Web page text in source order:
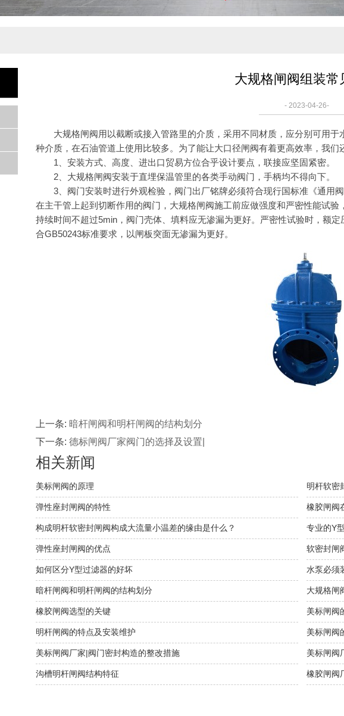
大规格闸阀组装常
- 2023-04-26-
大规格闸阀用以截断或接入管路里的介质，采用不同材质，应分别可用于
种介质，在石油管道上使用比较多。为了能让大口径闸阀有着更高效率，我们
1、安装方式、高度、进出口贸易方位合乎设计要点，联接应坚固紧密。
2、大规格闸阀安装于直埋保温管里的各类手动阀门，手柄均不得向下。
3、阀门安装时进行外观检验，阀门出厂铭牌必须符合现行国标准《通用
在主干管上起到切断作用的阀门，大规格闸阀施工前应做强度和严密性能试
持续时间不超过5min，阀门壳体、填料应无渗漏为更好。严密性试验时，额
合GB50243标准要求，以闸板突面无渗漏为更好。
上一条: 暗杆闸阀和明杆闸阀的结构划分
下一条: 德标闸阀厂家阀门的选择及设置|
相关新闻
美标闸阀的原理 明杆软密
弹性座封闸阀的特性 橡胶闸阀
构成明杆软密封闸阀构成大流量小温差的缘由是什么？ 专业的Y
弹性座封闸阀的优点 软密封闸
如何区分Y型过滤器的好坏 水泵必须
暗杆闸阀和明杆闸阀的结构划分 大规格闸
橡胶闸阀选型的关键 美标闸阀
明杆闸阀的特点及安装维护 美标闸阀
美标闸阀厂家|阀门密封构造的整改措施 美标闸阀
沟槽明杆闸阀结构特征 橡胶闸阀